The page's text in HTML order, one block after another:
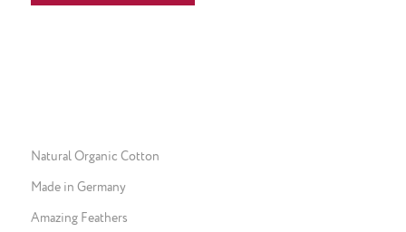
Natural Organic Cotton
Made in Germany
Amazing Feathers